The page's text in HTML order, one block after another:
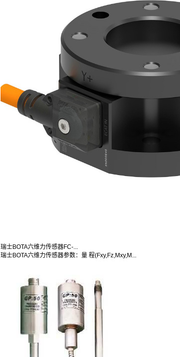
瑞士BOTA六维力传感器FC-...
瑞士BOTA六维力传感器参数：量 程(Fxy,Fz,Mxy,M...